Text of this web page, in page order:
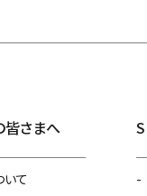
皆さまへ
いて